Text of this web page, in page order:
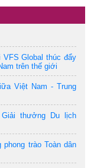
Global thúc đẩy
trên thế giới
Việt Nam - Trung
thưởng Du lịch
trào Toàn dân